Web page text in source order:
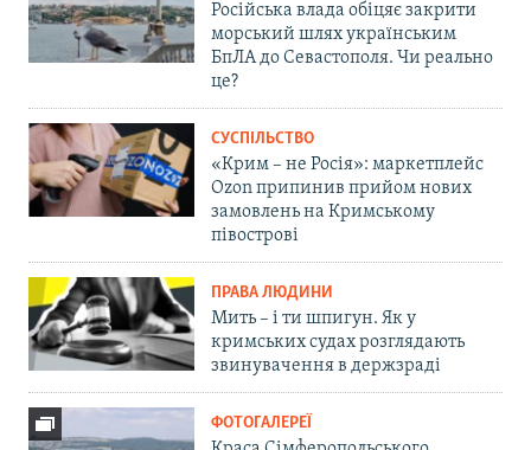
Російська влада обіцяє закрити
морський шлях українським
БпЛА до Севастополя. Чи реально
це?
СУСПІЛЬСТВО
«Крим – не Росія»: маркетплейс
Ozon припинив прийом нових
замовлень на Кримському
півострові
ПРАВА ЛЮДИНИ
Мить – і ти шпигун. Як у
кримських судах розглядають
звинувачення в держзраді
ФОТОГАЛЕРЕЇ